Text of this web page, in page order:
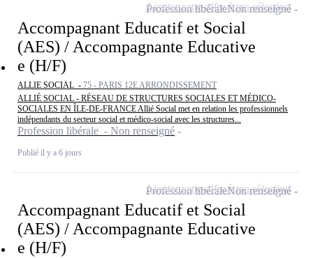
Accompagnant Educatif et Social
(AES) / Accompagnante Educative
e (H/F)
ALLIE SOCIAL - 75 - PARIS 12E ARRONDISSEMENT
ALLIÉ SOCIAL - RÉSEAU DE STRUCTURES SOCIALES ET MÉDICO-
SOCIALES EN ÎLE-DE-FRANCE Allié Social met en relation les professionnels
indépendants du secteur social et médico-social avec les structures...
Profession libérale - Non renseigné
Publié il y a 6 jours
Profession libéraleNon renseigné
Ajouter cette offre à ma sélection
Accompagnant Educatif et Social
(AES) / Accompagnante Educative
e (H/F)
Profession libéraleNon renseigné
Ajouter cette offre à ma sélection